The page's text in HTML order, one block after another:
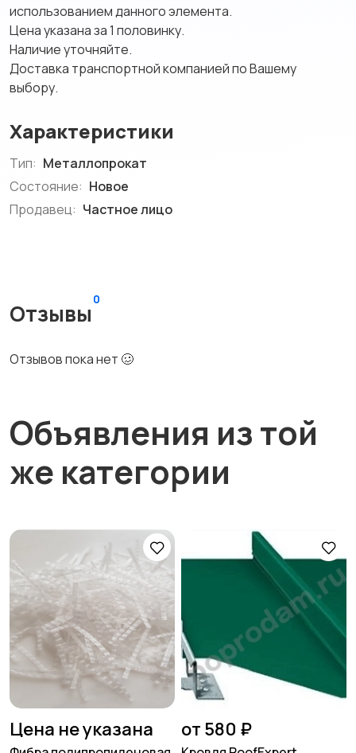
использованием данного элемента.
Цена указана за 1 половинку.
Наличие уточняйте.
Доставка транспортной компанией по Вашему
выбору.
Характеристики
Тип: Металлопрокат
Состояние: Новое
Продавец: Частное лицо
Отзывы
0
Отзывов пока нет 🥴
Объявления из той
же категории
Цена не указана от 580 ₽